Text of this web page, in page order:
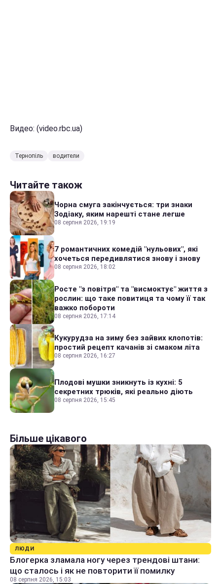
Видео: (video.rbc.ua)
Тернопіль водители
Читайте також
Чорна смуга закінчується: три знаки
Зодіаку, яким нарешті стане легше
08 серпня 2026, 19:19
7 романтичних комедій "нульових", які
хочеться передивлятися знову і знову
08 серпня 2026, 18:02
Росте "з повітря" та "висмоктує" життя з
рослин: що таке повитиця та чому її так
важко побороти
08 серпня 2026, 17:14
Кукурудза на зиму без зайвих клопотів:
простий рецепт качанів зі смаком літа
08 серпня 2026, 16:27
Плодові мушки зникнуть із кухні: 5
секретних трюків, які реально діють
08 серпня 2026, 15:45
Більше цікавого
ЛЮДИ
Блогерка зламала ногу через трендові штани:
що сталось і як не повторити її помилку
08 серпня 2026, 15:03